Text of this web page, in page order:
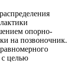
опорно-
на позвоночник.
с целью